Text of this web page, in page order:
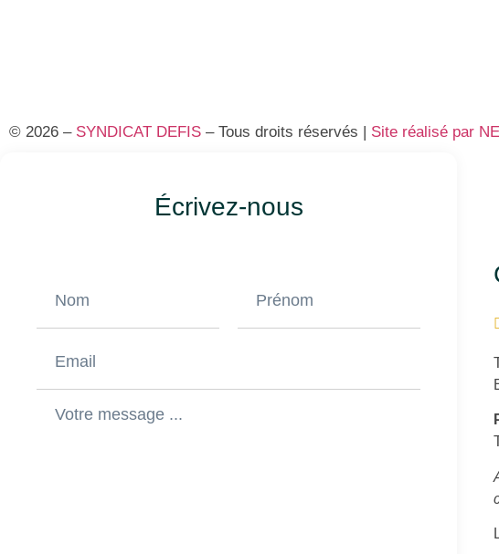
© 2026 – SYNDICAT DEFIS – Tous droits réservés | Site réalisé par
Écrivez-nous